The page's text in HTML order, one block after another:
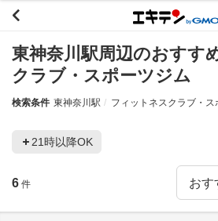
東神奈川駅周辺のおすす
クラブ・スポーツジム
検索条件 東神奈川駅 フィットネスクラブ・ス
21時以降OK
6 件